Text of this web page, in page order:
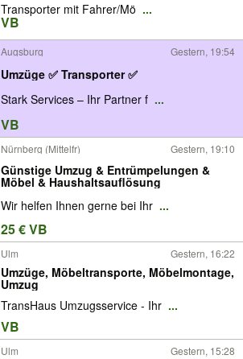
Transporter mit Fahrer/Mö ...
VB
Augsburg Gestern, 19:54
Umzüge ✅ Transporter ✅
Stark Services – Ihr Partner f ...
VB
Nürnberg (Mittelfr) Gestern, 19:10
Günstige Umzug & Entrümpelungen &
Möbel & Haushaltsauflösung
Wir helfen Ihnen gerne bei Ihr ...
25 € VB
Ulm Gestern, 16:22
Umzüge, Möbeltransporte, Möbelmontage,
Umzug
TransHaus Umzugsservice - Ihr ...
VB
Ulm Gestern, 15:28